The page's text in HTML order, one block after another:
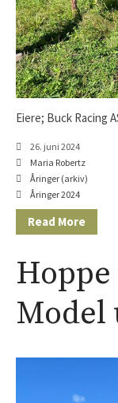
Eiere; Buck Racing
26. juni 2024
Maria Robertz
Åringer (arkiv)
Åringer 2024
Read More
Model